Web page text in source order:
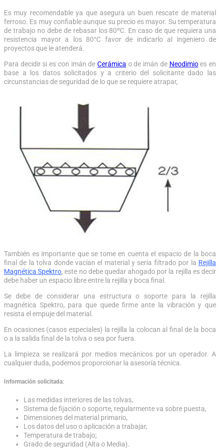
Es muy recomendable ya que asegura un buen rescate de material
ferroso. Es muy confiable aunque su precio es mayor. Su temperatura
de trabajo no debe de rebasar los 80ºC. En caso de que requiera una
resistencia mayor a los 80°C favor de indicarlo al ingeniero de
proyectos que le atenderá.
Para decidir si es con imán de Cerámica o de imán de Neodimioes en
base a los datos solicitados y a criterio del solicitante dado las
circunstancias de seguridad de lo que se requiere atrapar,
También es importante que se tome en cuenta el espacio de la boca
final de la tolva donde vacían el material y seria filtrado por la Rejilla
Magnética Spektro, este no debe quedar ahogado por la rejilla es decir
debe haber un espacio libre entre la rejilla y boca final.
Se debe de considerar una estructura o soporte para la rejilla
magnética Spektro, para que quede firme ante la vibración y que
resista el empuje del material.
En ocasiones (casos especiales) la rejilla la colocan al final de la boca
o a la salida final de la tolva o sea por fuera.
La limpieza se realizará por medios mecánicos por un operador. A
cualquier duda, podemos proporcionar la asesoría técnica.
Información solicitada:
Las medidas interiores de las tolvas,
Sistema de fijación o soporte, regularmente va sobre puesta,
Dimensiones del material primario,
Los datos del uso o aplicación a trabajar,
Temperatura de trabajo;
Grado de seguridad (Alta o Media).